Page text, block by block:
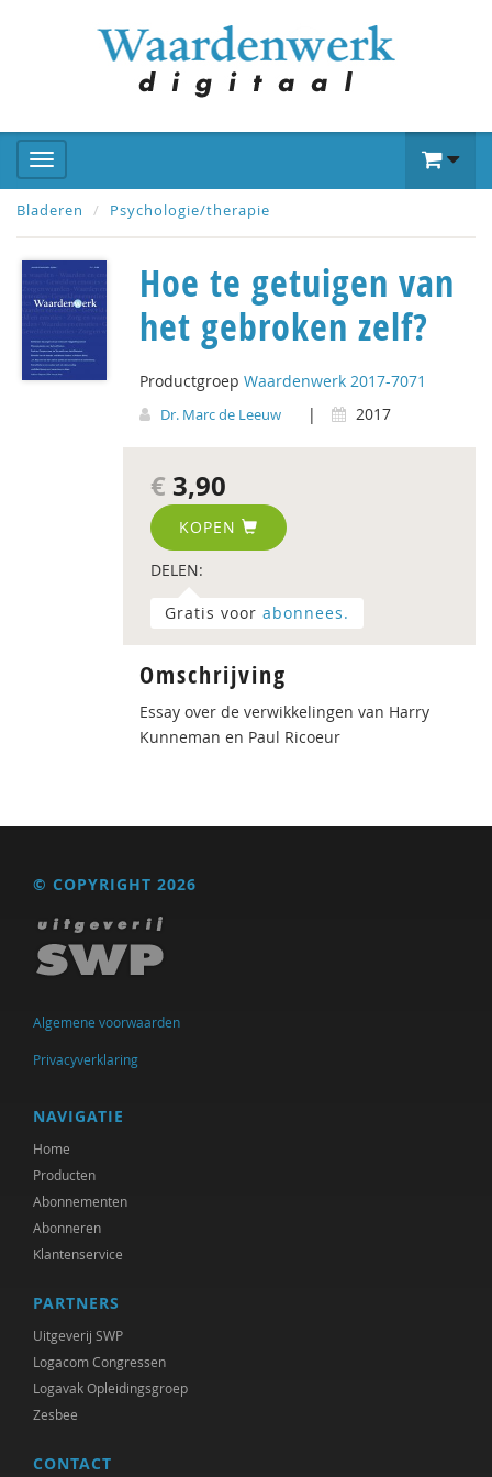
Bladeren Psychologie/therapie
Hoe te getuigen van
het gebroken zelf?
Productgroep Waardenwerk 2017-7071
Dr. Marc de Leeuw | 2017
€ 3,90
KOPEN
DELEN:
Gratis voor abonnees.
Omschrijving
Essay over de verwikkelingen van Harry
Kunneman en Paul Ricoeur
© COPYRIGHT 2026
Algemene voorwaarden
Privacyverklaring
NAVIGATIE
Home
Producten
Abonnementen
Abonneren
Klantenservice
PARTNERS
Uitgeverij SWP
Logacom Congressen
Logavak Opleidingsgroep
Zesbee
CONTACT